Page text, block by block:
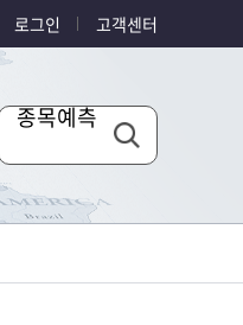
로그인 고객센터
종목예측